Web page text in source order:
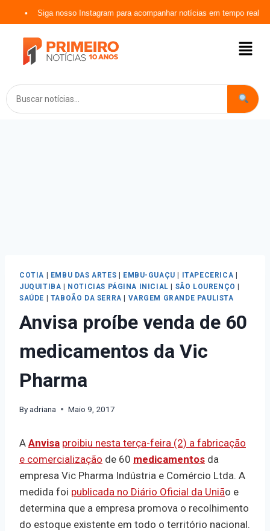
Siga nosso Instagram para acompanhar notícias em tempo real
COTIA EMBU DAS ARTES EMBU-GUAÇU ITAPECERICA
JUQUITIBA
NOTICIAS PÁGINA INICIAL SÃO LOURENÇO
SAÚDE
TABOÃO DA SERRA VARGEM GRANDE PAULISTA
Anvisa proíbe venda de 60
medicamentos da Vic
Pharma
Byadriana Maio 9, 2017
A Anvisa proibiu nesta terça-feira (2) a fabricação
e comercialização de 60 medicamentos da
empresa Vic Pharma Indústria e Comércio Ltda. A
medida foi publicada no Diário Oficial da União e
determina que a empresa promova o recolhimento
do estoque existente em todo o território nacional.